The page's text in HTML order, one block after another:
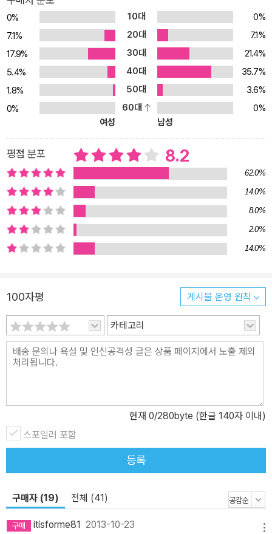
0% 10대
0%
7.1%
20대
7.1%
17.9%
30대
21.4%
5.4%
40대
35.7%
1.8%
50대
3.6%
0%
60대
0%
여성
남성
평점 분포 8.2
62.0%
14.0%
8.0%
2.0%
14.0%
100자평 게시물 운영 원칙
카테고리
현재 0/280byte (한글 140자 이내)
스포일러 포함
등록
구매자 (19) 전체 (41)
itisforme81 2013-10-23